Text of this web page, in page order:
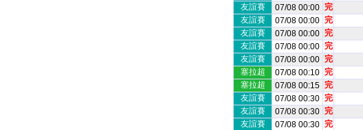
友誼賽
07/08 00:00 完
友誼賽
07/08 00:00 完
友誼賽
07/08 00:00 完
友誼賽
07/08 00:00 完
友誼賽
07/08 00:00 完
塞拉超
07/08 00:10 完
塞拉超
07/08 00:15 完
友誼賽
07/08 00:30 完
友誼賽
07/08 00:30 完
友誼賽
07/08 00:30 完